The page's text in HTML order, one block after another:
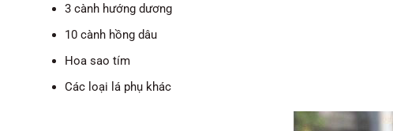
3 cành hướng dương
10 cành hồng dâu
Hoa sao tím
Các loại lá phụ khác